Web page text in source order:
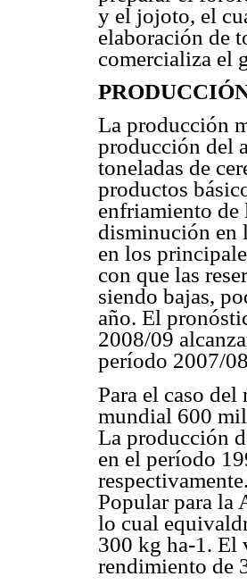
y el jojoto, el
elaboración de
comercializa el
La producción
producción del
toneladas de
productos
enfriamiento de
disminución en
en los
con que las
siendo bajas,
año. El
2008/09
período 2007/
Para el caso
mundial 600
La producción
en el período
Popular para la
lo cual
300 kg ha-1. El
rendimiento de